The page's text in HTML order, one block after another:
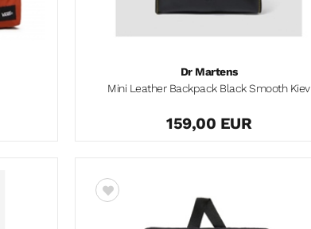
Dr Martens
Mini Leather Backpack Black Smooth Kiev
159,00 EUR